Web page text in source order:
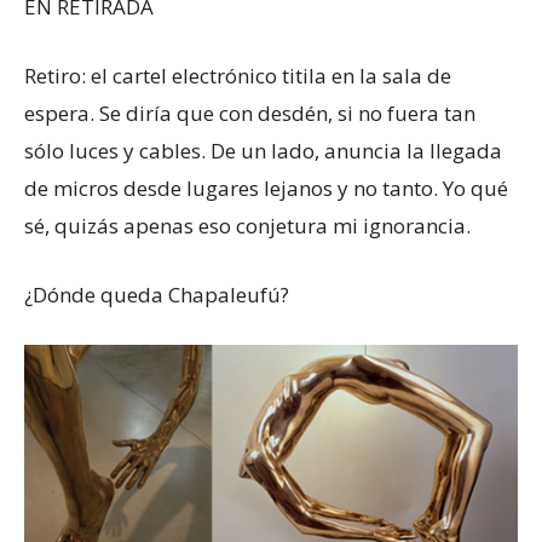
EN RETIRADA
Retiro: el cartel electrónico titila en la sala de
espera. Se diría que con desdén, si no fuera tan
sólo luces y cables. De un lado, anuncia la llegada
de micros desde lugares lejanos y no tanto. Yo qué
sé, quizás apenas eso conjetura mi ignorancia.
¿Dónde queda Chapaleufú?